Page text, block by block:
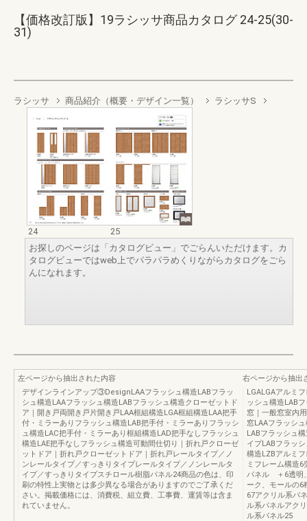
【価格改訂版】19ラシッサ商品カタログ 24-25(30-
31)
ラシッサ 商品紹介（概要・デザイン一覧） ラシッサS
24
25
お探しのページは「カタログビュー」でごらんいただけます。カ
タログビューではweb上でパラパラめくりながらカタログをごら
んになれます。
左ページから抽出された内容
デザインラインアップ③DesignLAAフラッシュ構造LABフラッ
シュ構造LAAフラッシュ構造LABフラッシュ構造クローゼットド
ア｜開き戸両開き戸片開き戸LAA框組構造LGA框組構造LAA把手
付・ミラーありフラッシュ構造LAB把手付・ミラーありフラッシ
ュ構造LAC把手付・ミラーあり框組構造LAD把手なしフラッシュ
構造LAE把手なしフラッシュ構造可動間仕切り｜折れ戸クローゼ
ットドア｜折れ戸クローゼットドア｜折れ戸レールタイプ／ノ
ンレールタイプ／すっきりタイプレールタイプ／ノンレールタ
イプ／すっきりタイプスチロール樹脂パネル24商品の色は、印
刷の特性上実物とは多少異なる場合がありますのでご了承くだ
さい。掲載価格には、消費税、組立費、工事費、運賃等は含ま
れていません。
右ページから抽出
LGALGAアルミ
ッシュ構造LAB
窓｜一般窓室内
窓LAAフラッシ
LABフラッシュ
イプLABフラッ
構造LZBアルミ
ミフレーム構造
パネル ＋6透明
ーク、モールの
67アクリル系パ
ル系パネルアク
ル系パネル25